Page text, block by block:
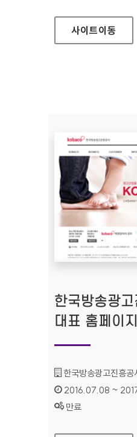
사이트이동
한국방송광
대표 홈페이지
기관명 :
한국방송광고진흥공
인증기간 :
2016.07.08 ~
상태 :
만료